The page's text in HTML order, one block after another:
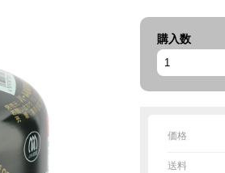
購入数
価格
送料